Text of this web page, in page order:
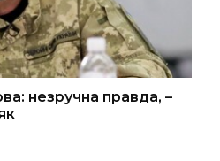
незручна правда, –